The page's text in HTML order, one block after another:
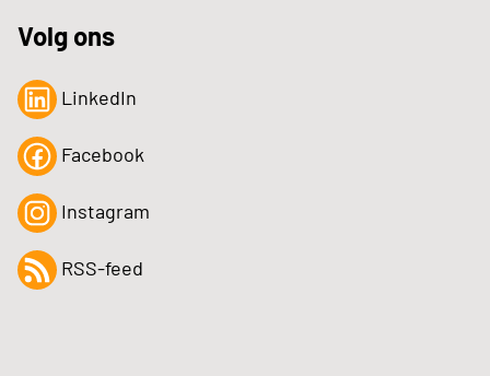
Volg ons
LinkedIn
Facebook
Instagram
RSS-feed